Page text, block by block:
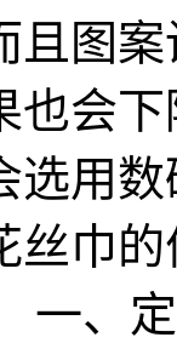
且图
也会
选用
丝巾
一、